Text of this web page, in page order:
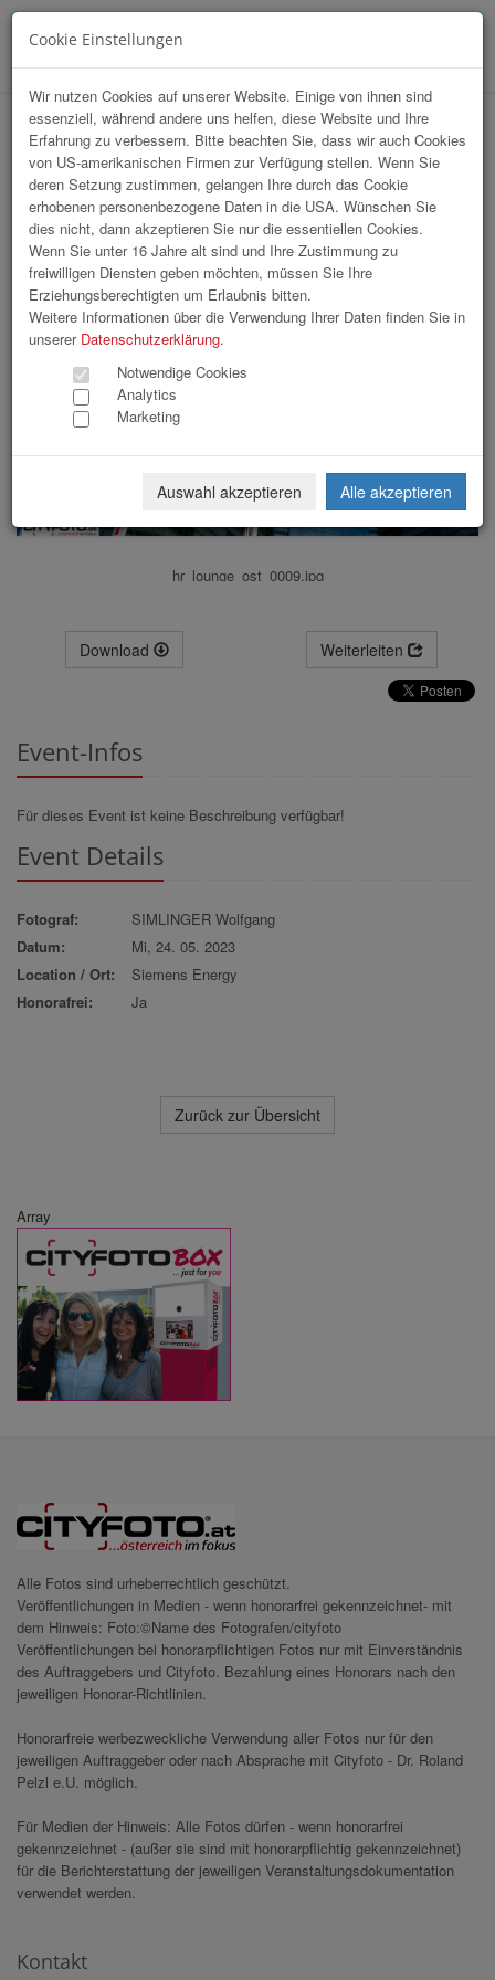
hr-lounge Ost zu Gast bei Siemens
Energy
hr_lounge_ost_0009.jpg
Download Weiterleiten
Event-Infos
Für dieses Event ist keine Beschreibung verfügbar!
Event Details
Fotograf:
SIMLINGER Wolfgang
Datum:
Mi, 24. 05. 2023
Location / Ort:
Siemens Energy
Honorafrei:
Ja
Zurück zur Übersicht
Array
Alle Fotos sind urheberrechtlich geschützt.
Veröffentlichungen in Medien - wenn honorarfrei gekennzeichnet- mit
dem Hinweis: Foto:©Name des Fotografen/cityfoto
Veröffentlichungen bei honorarpflichtigen Fotos nur mit Einverständnis
des Auftraggebers und Cityfoto. Bezahlung eines Honorars nach den
jeweiligen Honorar-Richtlinien.
Honorarfreie werbezweckliche Verwendung aller Fotos nur für den
jeweiligen Auftraggeber oder nach Absprache mit Cityfoto - Dr. Roland
Pelzl e.U. möglich.
Für Medien der Hinweis: Alle Fotos dürfen - wenn honorarfrei
gekennzeichnet - (außer sie sind mit honorarpflichtig gekennzeichnet)
für die Berichterstattung der jeweiligen Veranstaltungsdokumentation
verwendet werden.
Kontakt
Cookie Einstellungen
Wir nutzen Cookies auf unserer Website. Einige von ihnen sind
essenziell, während andere uns helfen, diese Website und Ihre
Erfahrung zu verbessern. Bitte beachten Sie, dass wir auch Cookies
von US-amerikanischen Firmen zur Verfügung stellen. Wenn Sie
deren Setzung zustimmen, gelangen Ihre durch das Cookie
erhobenen personenbezogene Daten in die USA. Wünschen Sie
dies nicht, dann akzeptieren Sie nur die essentiellen Cookies.
Wenn Sie unter 16 Jahre alt sind und Ihre Zustimmung zu
freiwilligen Diensten geben möchten, müssen Sie Ihre
Erziehungsberechtigten um Erlaubnis bitten.
Weitere Informationen über die Verwendung Ihrer Daten finden Sie in
unserer Datenschutzerklärung.
Notwendige Cookies
Analytics
Marketing
Auswahl akzeptieren Alle akzeptieren